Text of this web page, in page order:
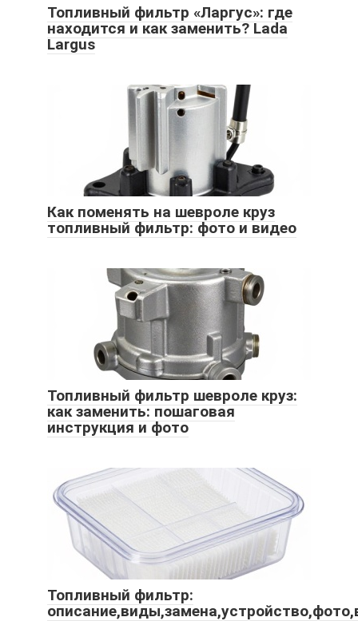
Топливный фильтр «Ларгус»: где
находится и как заменить? Lada
Largus
Как поменять на шевроле круз
топливный фильтр: фото и видео
Топливный фильтр шевроле круз:
как заменить: пошаговая
инструкция и фото
Топливный фильтр: